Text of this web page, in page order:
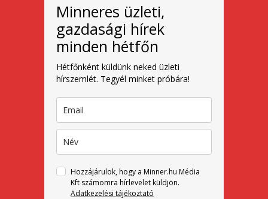
Minneres üzleti,
gazdasági hírek
minden hétfőn
Hétfőnként küldünk neked üzleti
hírszemlét. Tegyél minket próbára!
Hozzájárulok, hogy a Minner.hu Média
Kft számomra hírlevelet küldjön.
Adatkezelési tájékoztató